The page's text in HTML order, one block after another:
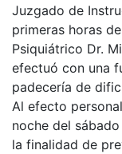
Juzgado de
primeras horas
Psiquiátrico Dr.
efectuó con una
padecería de
Al efecto
noche del
la finalidad de